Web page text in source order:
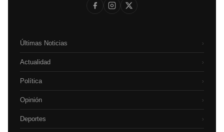
Últimas Noticias ›
Actualidad ›
Política ›
Opinión ›
Deportes ›